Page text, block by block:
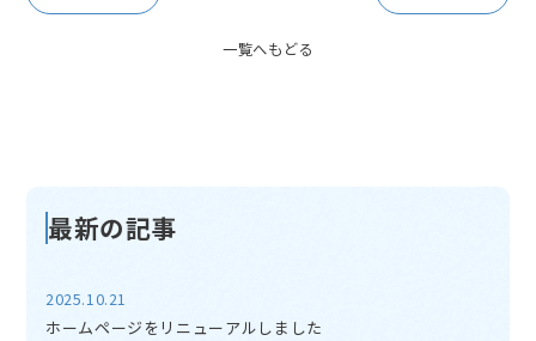
一覧へもどる
最新の記事
2025.10.21
ホームページをリニューアルしました